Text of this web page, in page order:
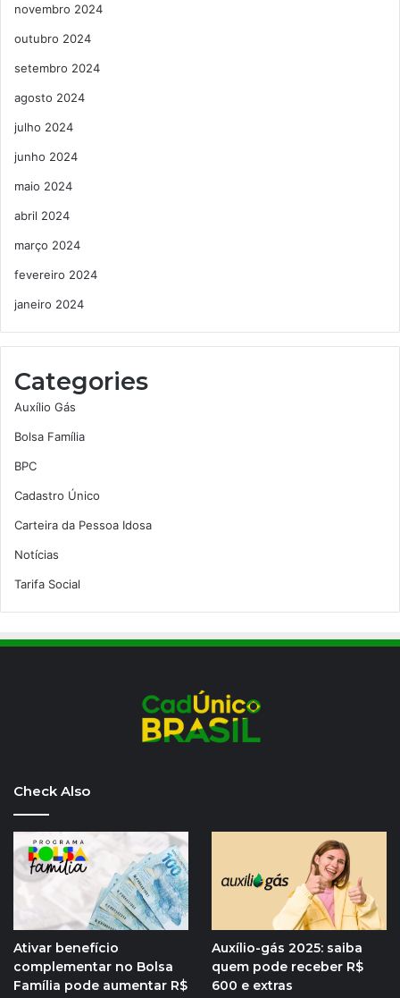
novembro 2024
outubro 2024
setembro 2024
agosto 2024
julho 2024
junho 2024
maio 2024
abril 2024
março 2024
fevereiro 2024
janeiro 2024
Categories
Auxílio Gás
Bolsa Família
BPC
Cadastro Único
Carteira da Pessoa Idosa
Notícias
Tarifa Social
Check Also
Ativar benefício
complementar no Bolsa
Família pode aumentar R$
Auxílio-gás 2025: saiba
quem pode receber R$
600 e extras